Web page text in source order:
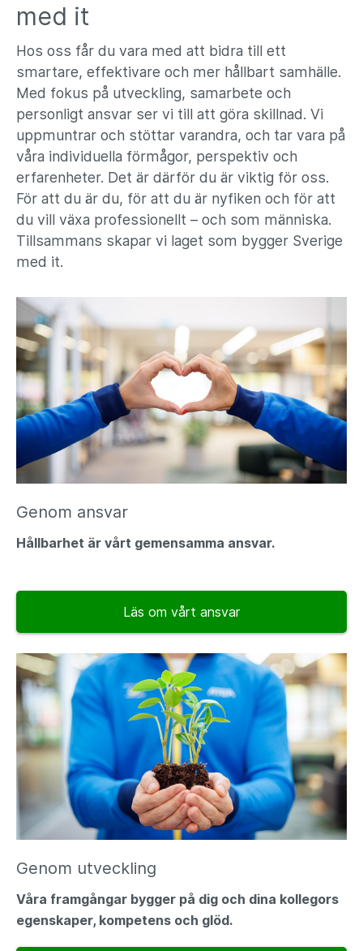
med it
Hos oss får du vara med att bidra till ett
smartare, effektivare och mer hållbart samhälle.
Med fokus på utveckling, samarbete och
personligt ansvar ser vi till att göra skillnad. Vi
uppmuntrar och stöttar varandra, och tar vara på
våra individuella förmågor, perspektiv och
erfarenheter. Det är därför du är viktig för oss.
För att du är du, för att du är nyfiken och för att
du vill växa professionellt – och som människa.
Tillsammans skapar vi laget som bygger Sverige
med it.
Genom ansvar
Hållbarhet är vårt gemensamma ansvar.
Läs om vårt ansvar
Genom utveckling
Våra framgångar bygger på dig och dina kollegors
egenskaper, kompetens och glöd.